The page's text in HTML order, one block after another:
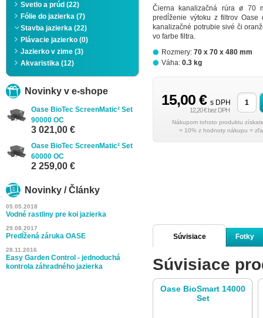
Svetlo a prúd (22)
Fólie do jazierka (7)
Stavba jazierka (22)
Plávacie jazierko (0)
Jazierko v zime (3)
Akvaristika (12)
Novinky v e-shope
Oase BioTec ScreenMatic² Set
90000 OC
3 021,00 €
Oase BioTec ScreenMatic² Set
60000 OC
2 259,00 €
Novinky / Články
05.05.2018
Vodné rastliny pre koi jazierka
29.08.2017
Predĺžená záruka OASE
28.11.2016
Easy Garden Control - jednoduchá
kontrola záhradného jazierka
Čierna kanalizačná rúra ø 70
predĺženie výtoku z filtrov Oase
kanalizačné potrubie sivé či
vo farbe filtra.
Rozmery: 70 x 70 x 480 mm
Váha: 0.3 kg
15,00 € s DPH
12,20 € bez DPH
= 10% z hodnoty nákupu =
Súvisiace
produkty
Fotky
Súvisiace
Oase BioSmart 14000
Set